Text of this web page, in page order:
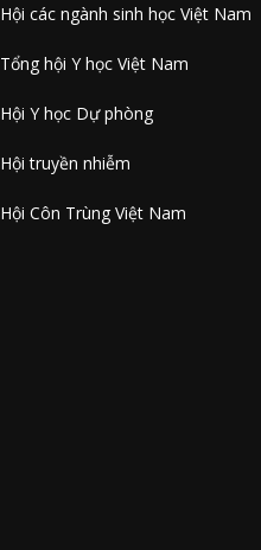
Hội các ngành sinh học Việt Nam
Tổng hội Y học Việt Nam
Hội Y học Dự phòng
Hội truyền nhiễm
Hội Côn Trùng Việt Nam